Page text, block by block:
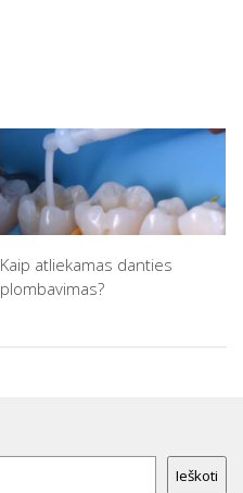
Kaip atliekamas danties
plombavimas?
Ieškoti